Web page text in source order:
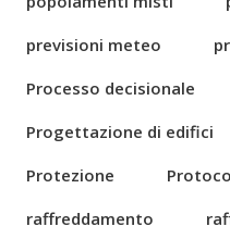
previsioni meteo
Processo decisionale
Progettazione di edifici
Protezione
raffreddamento